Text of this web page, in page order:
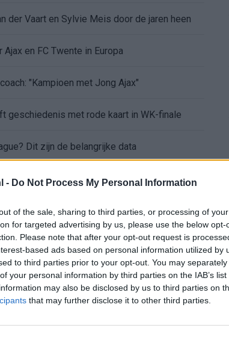
- Do Not Process My Personal Information
of the sale, sharing to third parties, or processing of
for targeted advertising by us, please use the below opt-
Please note that after your opt-out request is
based ads based on personal information utilized by
to third parties prior to your opt-out. You may
your personal information by third parties on the IAB’s
may also be disclosed by us to third parties on
that may further disclose it to other third parties.
der Vaart en Sylvie Meis door de jaren heen
en FC Twente in Europa
"Kampioen met Jong Ajax"
geschiedenis met rode kaart in WK-finale
Dit zijn de belangrijke data
NEC onderzoekt komst van Ajax-icoon